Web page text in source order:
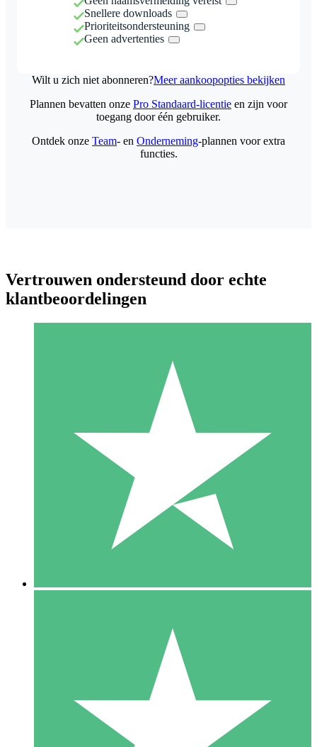
Snellere downloads
Prioriteitsondersteuning
Geen advertenties
Wilt u zich niet abonneren?Meer aankoopopties bekijken
Individuele Creditpakketten
Betaal per gebruik met downloadtegoeden. Geen maandelijkse
1000
10 Downloaden
20 00
Plannen bevatten onze Pro Standaard-licentie en zijn voor
toegang door één gebruiker.
Ontdek onze Team- en Onderneming-plannen voor extra
functies.
Vertrouwen ondersteund door echte
klantbeoordelingen